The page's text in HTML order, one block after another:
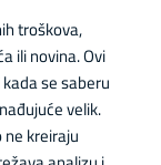
troškova,
ili novina. Ovi
se saberu
velik.
kreiraju